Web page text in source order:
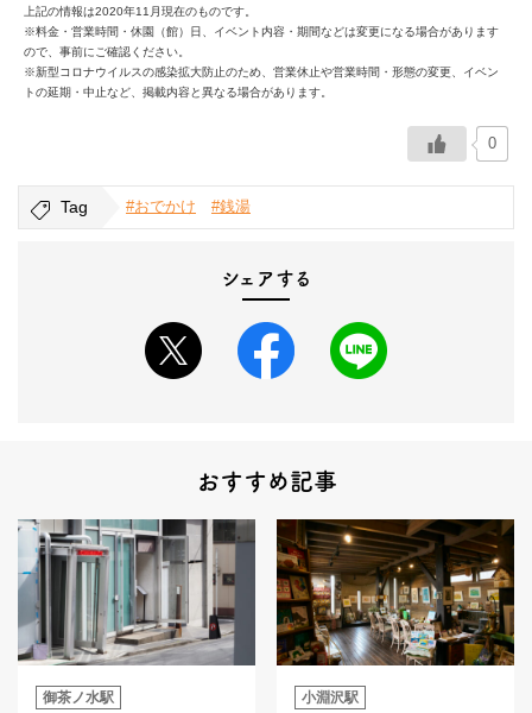
上記の情報は2020年11月現在のものです。
※料金・営業時間・休園（館）日、イベント内容・期間などは変更になる場合があります
ので、事前にご確認ください。
※新型コロナウイルスの感染拡大防止のため、営業休止や営業時間・形態の変更、イベン
トの延期・中止など、掲載内容と異なる場合があります。
0
Tag #おでかけ #銭湯
シェアする
おすすめ記事
御茶ノ水駅 小淵沢駅